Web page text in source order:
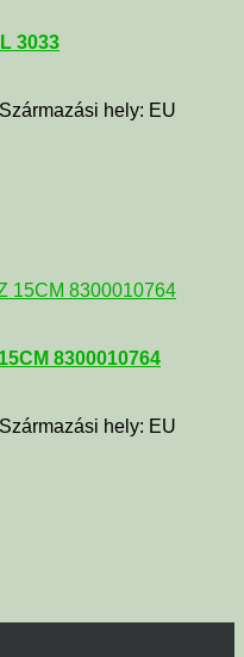
3033
hely: EU
8300010764
hely: EU